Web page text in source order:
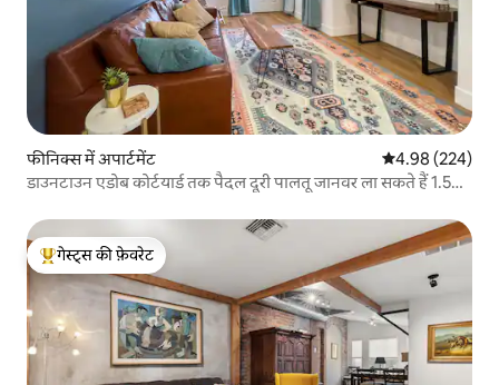
फीनिक्स में अपार्टमेंट औसत रेटिंग 5 में से
4.98 (224)
डाउनटाउन एडोब कोर्टयार्ड तक पैदल दूरी पालतू जानवर ला सकते हैं 1.5
गेस्ट्स का टॉप फ़ेवरेट
गेस्ट्स की फ़ेवरेट